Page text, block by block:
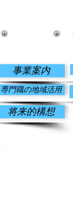
事業案内
専門職の地域活用
将来的構想